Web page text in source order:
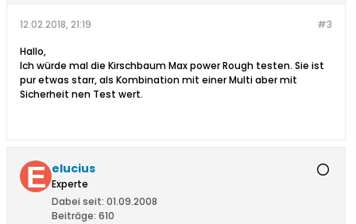
#3
12.02.2018, 21:19
Hallo,
Ich würde mal die Kirschbaum Max power Rough testen. Sie ist
pur etwas starr, als Kombination mit einer Multi aber mit
Sicherheit nen Test wert.
elucius
Experte
Dabei seit: 01.09.2008
Beiträge: 610